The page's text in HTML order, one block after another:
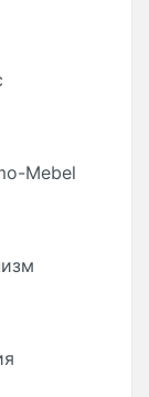
Mebel